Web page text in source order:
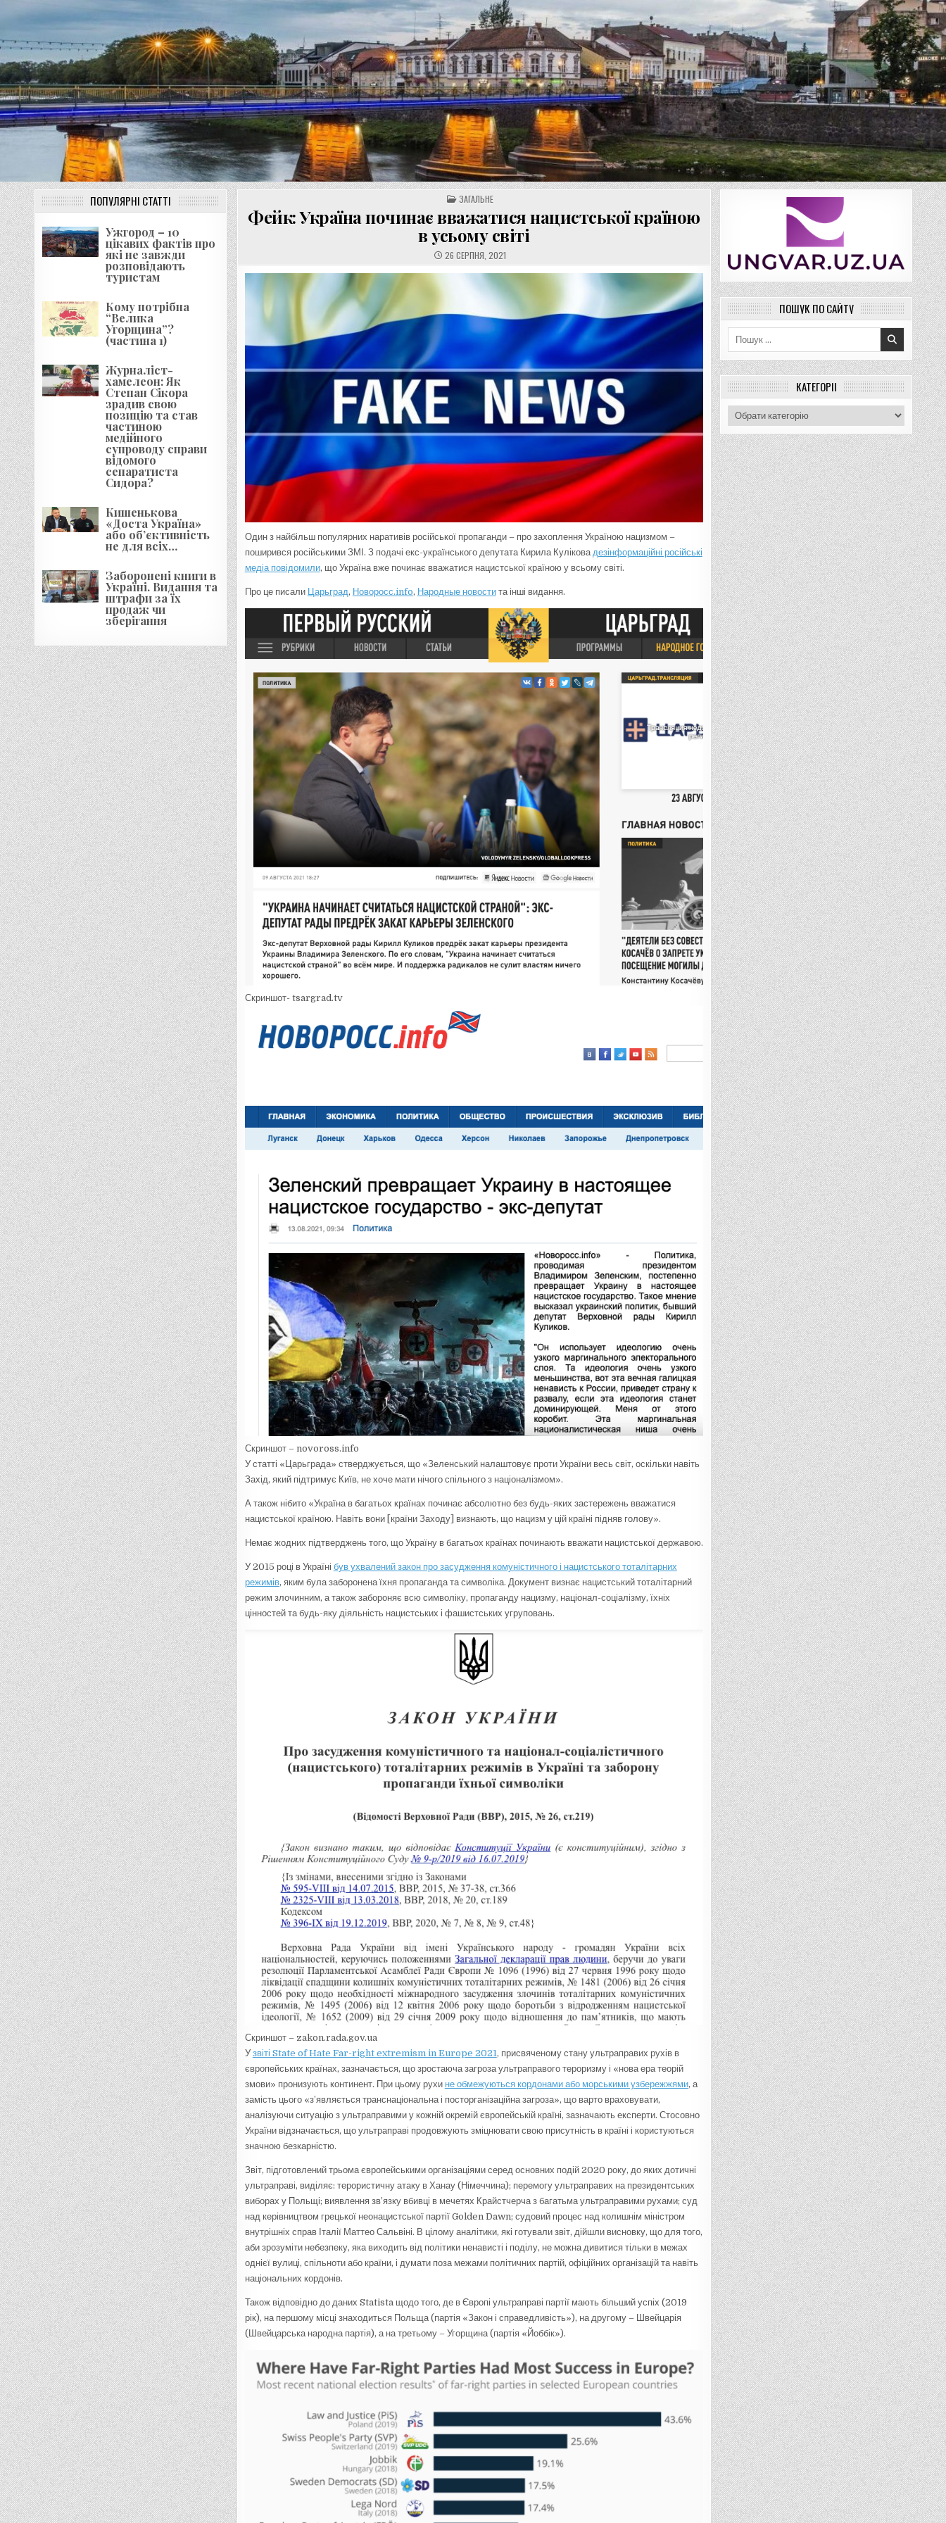
ПОПУЛЯРНІ СТАТТІ
Ужгород – 10
цікавих фактів про
які не завжди
розповідають
туристам
Кому потрібна
“Велика
Угорщина”?
(частина 1)
Журналіст-
хамелеон: Як
Степан Сікора
зрадив свою
позицію та став
частиною
медійного
супроводу справи
відомого
сепаратиста
Сидора?
Кишенькова
«Доста Україна»
або об’єктивність
не для всіх…
Заборонені книги в
Україні. Видання та
штрафи за їх
продаж чи
зберігання
POSTED
IN
ЗАГАЛЬНЕ
Фейк: Україна починає вважатися нацистської країною
в усьому світі
26 СЕРПНЯ, 2021
Один з найбільш популярних наративів російської пропаганди – про захоплення Україною нацизмом –
поширився російськими ЗМІ. З подачі екс-українського депутата Кирила Кулікова дезінформаційні російські
медіа повідомили, що Україна вже починає вважатися нацистської країною у всьому світі.
Про це писали Царьград, Новоросс.info, Народные новостита інші видання.
Скриншот- tsargrad.tv
Скриншот – novoross.info
У статті «Царьграда» стверджується, що «Зеленський налаштовує проти України весь світ, оскільки навіть
Захід, який підтримує Київ, не хоче мати нічого спільного з націоналізмом».
А також нібито «Україна в багатьох країнах починає абсолютно без будь-яких застережень вважатися
нацистської країною. Навіть вони [країни Заходу] визнають, що нацизм у цій країні підняв голову».
Немає жодних підтверджень того, що Україну в багатьох країнах починають вважати нацистської державою.
У 2015 році в Україні був ухвалений закон про засудження комуністичного і нацистського тоталітарних
режимів, яким була заборонена їхня пропаганда та символіка. Документ визнає нацистський тоталітарний
режим злочинним, а також забороняє всю символіку, пропаганду нацизму, націонал-соціалізму, їхніх
цінностей та будь-яку діяльність нацистських і фашистських угруповань.
Скриншот – zakon.rada.gov.ua
У звіті State of Hate Far-right extremism in Europe 2021, присвяченому стану ультраправих рухів в
європейських країнах, зазначається, що зростаюча загроза ультраправого тероризму і «нова ера теорій
змови» пронизують континент. При цьому рухи не обмежуються кордонами або морськими узбережжями, а
замість цього «з’являється транснаціональна і посторганізаційна загроза», що варто враховувати,
аналізуючи ситуацію з ультраправими у кожній окремій європейській країні, зазначають експерти. Стосовно
України відзначається, що ультраправі продовжують зміцнювати свою присутність в країні і користуються
значною безкарністю.
Звіт, підготовлений трьома європейськими організаціями серед основних подій 2020 року, до яких дотичні
ультраправі, виділяє: терористичну атаку в Ханау (Німеччина); перемогу ультраправих на президентських
виборах у Польщі; виявлення зв’язку вбивці в мечетях Крайстчерча з багатьма ультраправими рухами; суд
над керівництвом грецької неонацистської партії Golden Dawn; судовий процес над колишнім міністром
внутрішніх справ Італії Маттео Сальвіні. В цілому аналітики, які готували звіт, дійшли висновку, що для того,
аби зрозуміти небезпеку, яка виходить від політики ненависті і поділу, не можна дивитися тільки в межах
однієї вулиці, спільноти або країни, і думати поза межами політичних партій, офіційних організацій та навіть
національних кордонів.
Також відповідно до даних Statista щодо того, де в Європі ультраправі партії мають більший успіх (2019
рік), на першому місці знаходиться Польща (партія «Закон і справедливість»), на другому – Швейцарія
(Швейцарська народна партія), а на третьому – Угорщина (партія «Йоббік»).
ПОШУК ПО САЙТУ
КАТЕГОРІЇ
Категорії